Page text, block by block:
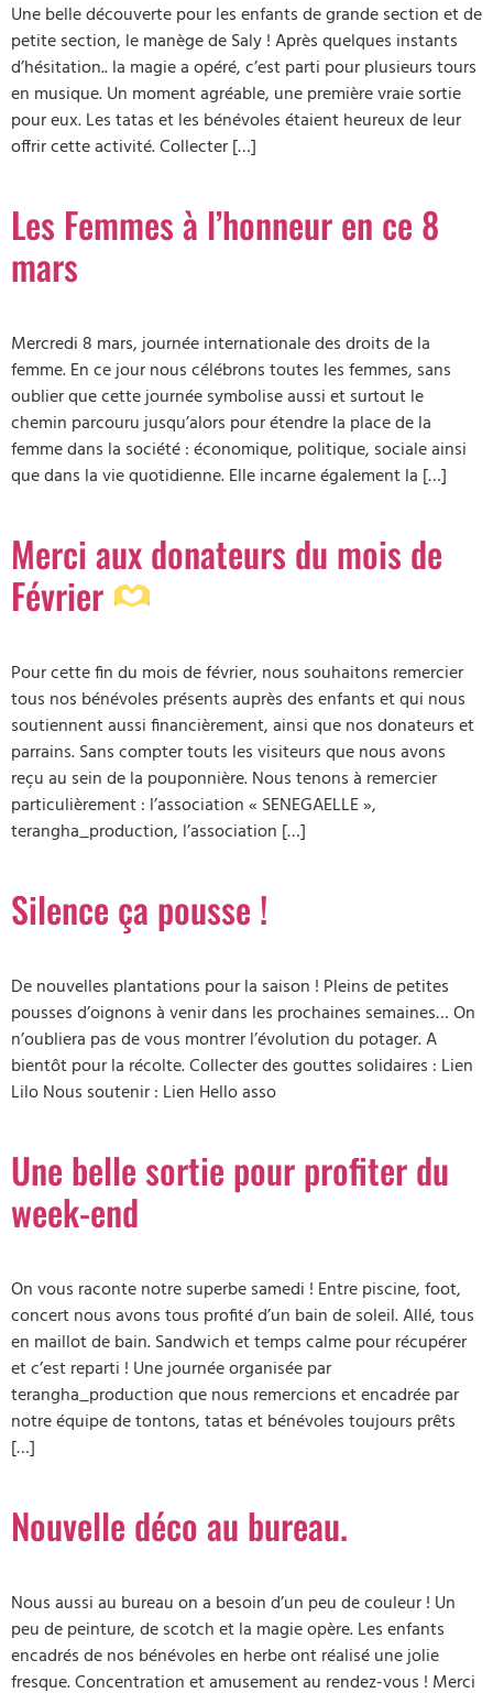
Une belle découverte pour les enfants de grande section et de
petite section, le manège de Saly ! Après quelques instants
d’hésitation.. la magie a opéré, c’est parti pour plusieurs tours
en musique. Un moment agréable, une première vraie sortie
pour eux. Les tatas et les bénévoles étaient heureux de leur
offrir cette activité. Collecter […]
Les Femmes à l’honneur en ce 8
mars
Mercredi 8 mars, journée internationale des droits de la
femme. En ce jour nous célébrons toutes les femmes, sans
oublier que cette journée symbolise aussi et surtout le
chemin parcouru jusqu’alors pour étendre la place de la
femme dans la société : économique, politique, sociale ainsi
que dans la vie quotidienne. Elle incarne également la […]
Merci aux donateurs du mois de
Février
Pour cette fin du mois de février, nous souhaitons remercier
tous nos bénévoles présents auprès des enfants et qui nous
soutiennent aussi financièrement, ainsi que nos donateurs et
parrains. Sans compter touts les visiteurs que nous avons
reçu au sein de la pouponnière. Nous tenons à remercier
particulièrement : l’association « SENEGAELLE »,
terangha_production, l’association […]
Silence ça pousse !
De nouvelles plantations pour la saison ! Pleins de petites
pousses d’oignons à venir dans les prochaines semaines… On
n’oubliera pas de vous montrer l’évolution du potager. A
bientôt pour la récolte. Collecter des gouttes solidaires : Lien
Lilo Nous soutenir : Lien Hello asso
Une belle sortie pour profiter du
week-end
On vous raconte notre superbe samedi ! Entre piscine, foot,
concert nous avons tous profité d’un bain de soleil. Allé, tous
en maillot de bain. Sandwich et temps calme pour récupérer
et c’est reparti ! Une journée organisée par
terangha_production que nous remercions et encadrée par
notre équipe de tontons, tatas et bénévoles toujours prêts
[…]
Nouvelle déco au bureau.
Nous aussi au bureau on a besoin d’un peu de couleur ! Un
peu de peinture, de scotch et la magie opère. Les enfants
encadrés de nos bénévoles en herbe ont réalisé une jolie
fresque. Concentration et amusement au rendez-vous ! Merci